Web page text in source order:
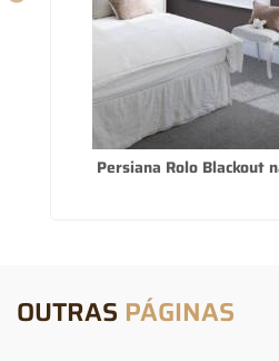
Persiana Rolo Blackout
OUTRAS PÁGINAS